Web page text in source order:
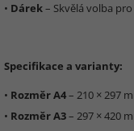
• Dárek– Skvělá volba
Specifikace a varianty:
• Rozměr A4– 210 × 297
• Rozměr A3– 297 × 420